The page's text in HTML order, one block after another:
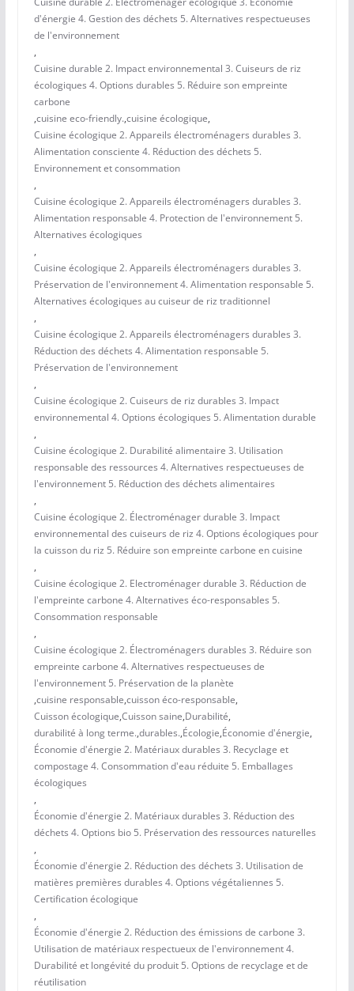
d'énergie 4. Gestion des déchets 5. Alternatives respectueuses
de l'environnement
,
Cuisine durable 2. Impact environnemental 3. Cuiseurs de riz
écologiques 4. Options durables 5. Réduire son empreinte
carbone
,cuisine eco-friendly.,cuisine écologique,
Cuisine écologique 2. Appareils électroménagers durables 3.
Alimentation consciente 4. Réduction des déchets 5.
Environnement et consommation
,
Cuisine écologique 2. Appareils électroménagers durables 3.
Alimentation responsable 4. Protection de l'environnement 5.
Alternatives écologiques
,
Cuisine écologique 2. Appareils électroménagers durables 3.
Préservation de l'environnement 4. Alimentation responsable 5.
Alternatives écologiques au cuiseur de riz traditionnel
,
Cuisine écologique 2. Appareils électroménagers durables 3.
Réduction des déchets 4. Alimentation responsable 5.
Préservation de l'environnement
,
Cuisine écologique 2. Cuiseurs de riz durables 3. Impact
environnemental 4. Options écologiques 5. Alimentation durable
,
Cuisine écologique 2. Durabilité alimentaire 3. Utilisation
responsable des ressources 4. Alternatives respectueuses de
l'environnement 5. Réduction des déchets alimentaires
,
Cuisine écologique 2. Électroménager durable 3. Impact
environnemental des cuiseurs de riz 4. Options écologiques pour
la cuisson du riz 5. Réduire son empreinte carbone en cuisine
,
Cuisine écologique 2. Electroménager durable 3. Réduction de
l'empreinte carbone 4. Alternatives éco-responsables 5.
Consommation responsable
,
Cuisine écologique 2. Électroménagers durables 3. Réduire son
empreinte carbone 4. Alternatives respectueuses de
l'environnement 5. Préservation de la planète
,cuisine responsable,cuisson éco-responsable,
Cuisson écologique,Cuisson saine,Durabilité,
durabilité à long terme.,durables.,Écologie,Économie d'énergie,
Économie d'énergie 2. Matériaux durables 3. Recyclage et
compostage 4. Consommation d'eau réduite 5. Emballages
écologiques
,
Économie d'énergie 2. Matériaux durables 3. Réduction des
déchets 4. Options bio 5. Préservation des ressources naturelles
,
Économie d'énergie 2. Réduction des déchets 3. Utilisation de
matières premières durables 4. Options végétaliennes 5.
Certification écologique
,
Économie d'énergie 2. Réduction des émissions de carbone 3.
Utilisation de matériaux respectueux de l'environnement 4.
Durabilité et longévité du produit 5. Options de recyclage et de
réutilisation